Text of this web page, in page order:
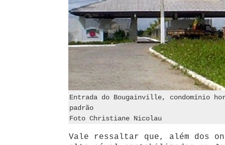
Entrada do Bougainville, condomínio
padrão
Foto Christiane Nicolau
Vale ressaltar que, além dos